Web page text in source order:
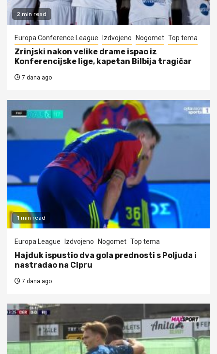
2 min read
Europa Conference League Izdvojeno Nogomet Top tema
Zrinjski nakon velike drame ispao iz
Konferencijske lige, kapetan Bilbija tragičar
7 dana ago
1 min read
Europa League Izdvojeno Nogomet Top tema
Hajduk ispustio dva gola prednosti s Poljuda i
nastradao na Cipru
7 dana ago